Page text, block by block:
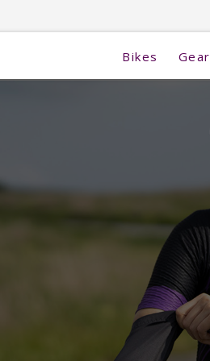
Bikes Gear